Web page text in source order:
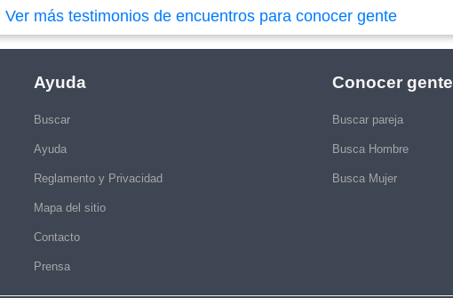
|Ver más testimonios de encuentros para conocer gente
Ayuda
Buscar
Ayuda
Reglamento y Privacidad
Mapa del sitio
Contacto
Prensa
Conocer gente
Buscar pareja
Busca Hombre
Busca Mujer